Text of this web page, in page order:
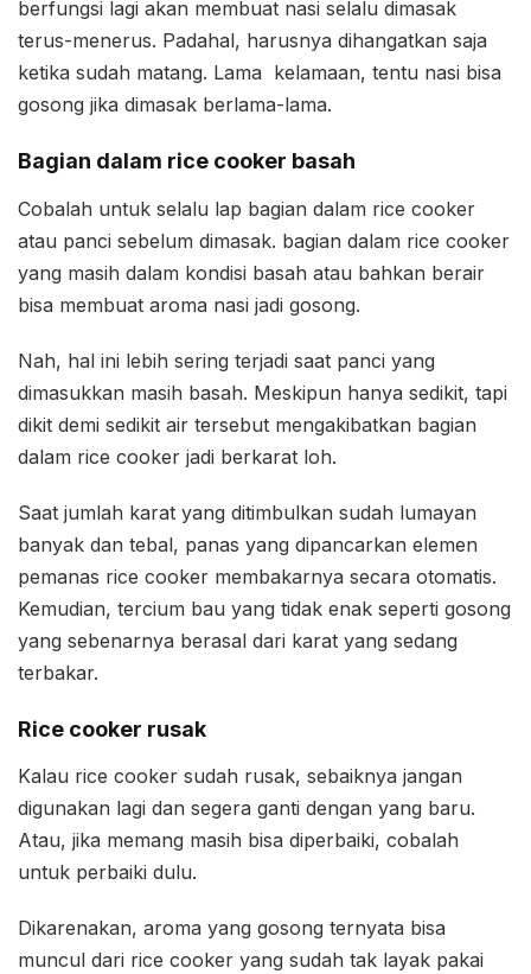
berfungsi lagi akan membuat nasi selalu dimasak
terus-menerus. Padahal, harusnya dihangatkan saja
ketika sudah matang. Lama kelamaan, tentu nasi bisa
gosong jika dimasak berlama-lama.
Bagian dalam rice cooker basah
Cobalah untuk selalu lap bagian dalam rice cooker
atau panci sebelum dimasak. bagian dalam rice cooker
yang masih dalam kondisi basah atau bahkan berair
bisa membuat aroma nasi jadi gosong.
Nah, hal ini lebih sering terjadi saat panci yang
dimasukkan masih basah. Meskipun hanya sedikit, tapi
dikit demi sedikit air tersebut mengakibatkan bagian
dalam rice cooker jadi berkarat loh.
Saat jumlah karat yang ditimbulkan sudah lumayan
banyak dan tebal, panas yang dipancarkan elemen
pemanas rice cooker membakarnya secara otomatis.
Kemudian, tercium bau yang tidak enak seperti gosong
yang sebenarnya berasal dari karat yang sedang
terbakar.
Rice cooker rusak
Kalau rice cooker sudah rusak, sebaiknya jangan
digunakan lagi dan segera ganti dengan yang baru.
Atau, jika memang masih bisa diperbaiki, cobalah
untuk perbaiki dulu.
Dikarenakan, aroma yang gosong ternyata bisa
muncul dari rice cooker yang sudah tak layak pakai